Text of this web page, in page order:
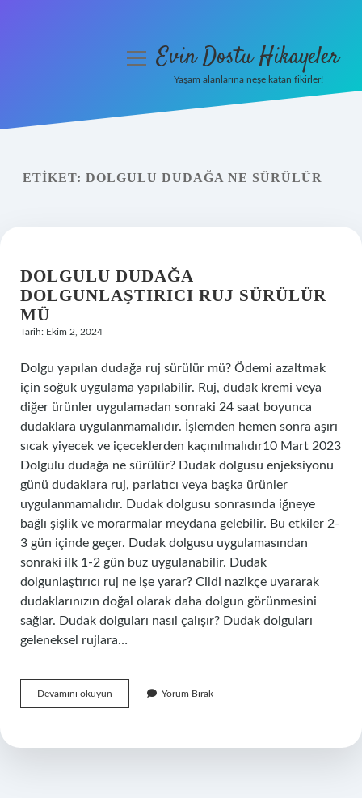
Yasal Uyarı
menüyüEvin Dostu Hikayeler
Yaşam alanlarına neşe katan fikirler!
ETIKET: DOLGULU DUDAĞA NE SÜRÜLÜR
DOLGULU DUDAĞA
DOLGUNLAŞTIRICI RUJ SÜRÜLÜR
MÜ
Tarih: Ekim 2, 2024
Dolgu yapılan dudağa ruj sürülür mü? Ödemi azaltmak
için soğuk uygulama yapılabilir. Ruj, dudak kremi veya
diğer ürünler uygulamadan sonraki 24 saat boyunca
dudaklara uygulanmamalıdır. İşlemden hemen sonra aşırı
sıcak yiyecek ve içeceklerden kaçınılmalıdır10 Mart 2023
Dolgulu dudağa ne sürülür? Dudak dolgusu enjeksiyonu
günü dudaklara ruj, parlatıcı veya başka ürünler
uygulanmamalıdır. Dudak dolgusu sonrasında iğneye
bağlı şişlik ve morarmalar meydana gelebilir. Bu etkiler 2-
3 gün içinde geçer. Dudak dolgusu uygulamasından
sonraki ilk 1-2 gün buz uygulanabilir. Dudak
dolgunlaştırıcı ruj ne işe yarar? Cildi nazikçe uyararak
dudaklarınızın doğal olarak daha dolgun görünmesini
sağlar. Dudak dolguları nasıl çalışır? Dudak dolguları
geleneksel rujlara…
Devamını okuyun
Dudağa
Sürülür
Yorum Bırak